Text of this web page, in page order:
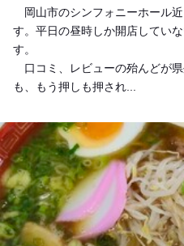
岡山市のシンフォニーホール
す。平日の昼時しか開店してい
す。
口コミ、レビューの殆んどが
も、もう押しも押され...